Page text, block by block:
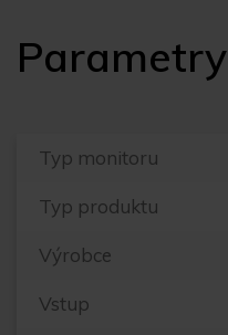
Parametry
Typ monitoru
Typ produktu
Výrobce
Vstup